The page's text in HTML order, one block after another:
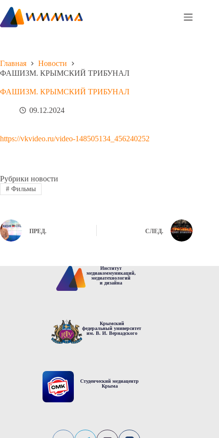
сути
Главная
Новости
ФАШИЗМ. КРЫМСКИЙ ТРИБУНАЛ
ФАШИЗМ. КРЫМСКИЙ ТРИБУНАЛ
09.12.2024
https://vkvideo.ru/video-148505134_456240252
Рубрики новости
#Фильмы
ПРЕД. СЛЕД.
Институт
медиакоммуникаций,
медиатехнологий
и дизайна
Крымский
федеральный университет
им. В. И. Вернадского
Студенческий медиацентр
Крыма